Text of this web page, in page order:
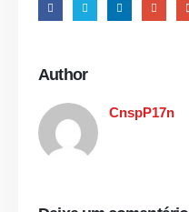
Author
CnspP17n